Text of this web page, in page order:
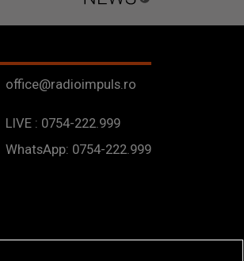
office@radioimpuls.ro
LIVE : 0754-222.999
WhatsApp: 0754-222.999